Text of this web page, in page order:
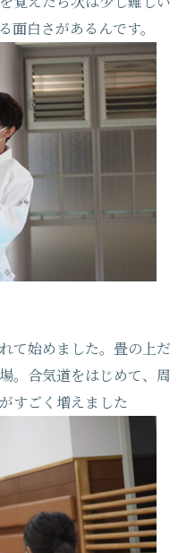
白さがあるんです。
て始めました。畳の上だ
。合気道をはじめて、周
すごく増えました